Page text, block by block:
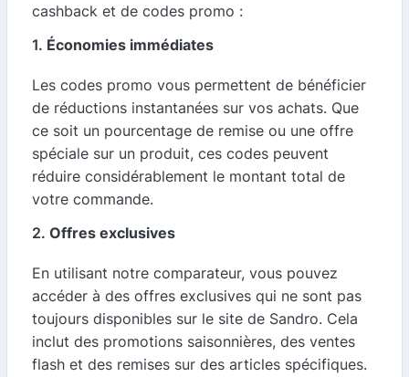
cashback et de codes promo :
1. Économies immédiates
Les codes promo vous permettent de bénéficier
de réductions instantanées sur vos achats. Que
ce soit un pourcentage de remise ou une offre
spéciale sur un produit, ces codes peuvent
réduire considérablement le montant total de
votre commande.
2. Offres exclusives
En utilisant notre comparateur, vous pouvez
accéder à des offres exclusives qui ne sont pas
toujours disponibles sur le site de Sandro. Cela
inclut des promotions saisonnières, des ventes
flash et des remises sur des articles spécifiques.